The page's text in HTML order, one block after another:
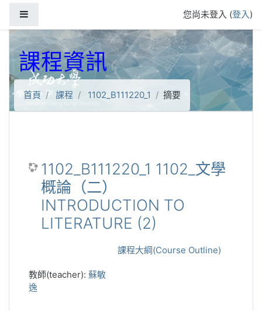
您尚未登入 (登入)
課程資訊
首頁 課程 1102_B111220_1 摘要
1102_B111220_1 1102_文學
概論（二）
INTRODUCTION TO
LITERATURE (2)
課程大綱(Course Outline)
教師(teacher): 蘇敏
逸